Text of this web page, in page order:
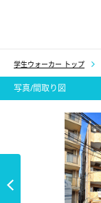
学生ウォーカー トップ
写真/間取り図